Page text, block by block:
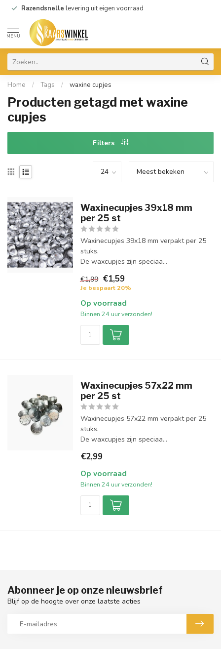
Razendsnelle levering uit eigen voorraad
MENU
Home / Tags / waxine cupjes
Producten getagd met waxine
cupjes
Filters
Waxinecupjes 39x18 mm
per 25 st
Waxinecupjes 39x18 mm verpakt per 25
stuks.
De waxcupjes zijn speciaa...
€1,99 €1,59
Je bespaart 20%
Op voorraad
Binnen 24 uur verzonden!
Waxinecupjes 57x22 mm
per 25 st
Waxinecupjes 57x22 mm verpakt per 25
stuks.
De waxcupjes zijn speciaa...
€2,99
Op voorraad
Binnen 24 uur verzonden!
Abonneer je op onze nieuwsbrief
Blijf op de hoogte over onze laatste acties